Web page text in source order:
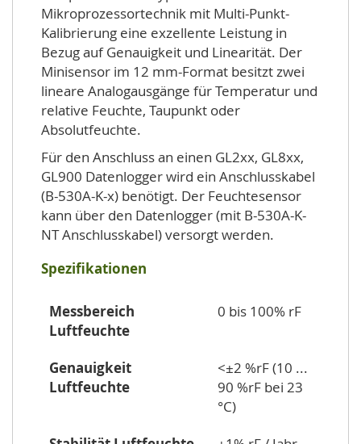
Mikroprozessortechnik mit Multi-Punkt-
Kalibrierung eine exzellente Leistung in
Bezug auf Genauigkeit und Linearität. Der
Minisensor im 12 mm-Format besitzt zwei
lineare Analogausgänge für Temperatur und
relative Feuchte, Taupunkt oder
Absolutfeuchte.
Für den Anschluss an einen GL2xx, GL8xx,
GL900 Datenlogger wird ein Anschlusskabel
(B-530A-K-x) benötigt. Der Feuchtesensor
kann über den Datenlogger (mit B-530A-K-
NT Anschlusskabel) versorgt werden.
Spezifikationen
Messbereich
Luftfeuchte
0 bis 100% rF
Genauigkeit
Luftfeuchte
<±2 %rF (10 ...
90 %rF bei 23
°C)